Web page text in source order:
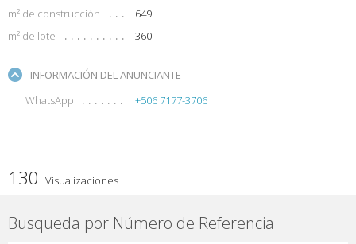
m² de construcción
649
m² de lote
360
INFORMACIÓN DEL ANUNCIANTE
WhatsApp
+506 7177-3706
130 Visualizaciones
Busqueda por Número de Referencia